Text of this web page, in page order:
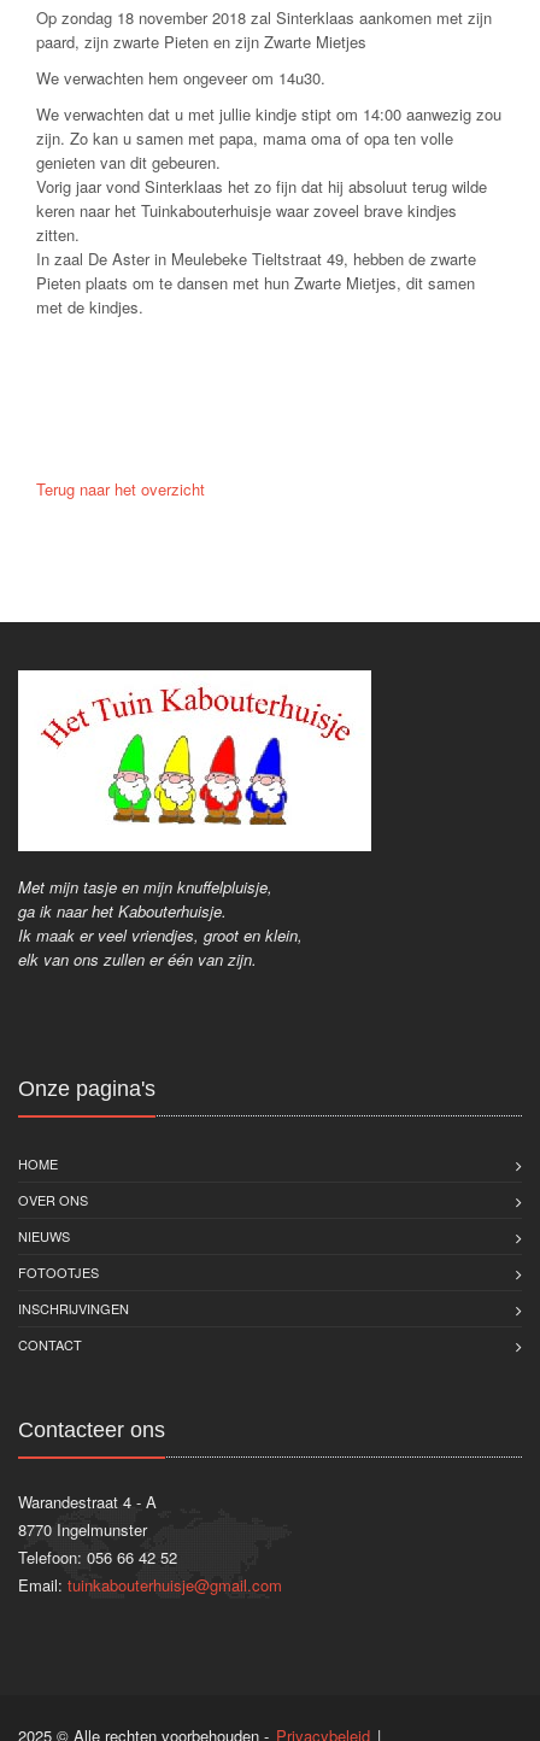
Op zondag 18 november 2018 zal Sinterklaas aankomen met zijn
paard, zijn zwarte Pieten en zijn Zwarte Mietjes
We verwachten hem ongeveer om 14u30.
We verwachten dat u met jullie kindje stipt om 14:00 aanwezig zou
zijn. Zo kan u samen met papa, mama oma of opa ten volle
genieten van dit gebeuren.
Vorig jaar vond Sinterklaas het zo fijn dat hij absoluut terug wilde
keren naar het Tuinkabouterhuisje waar zoveel brave kindjes
zitten.
In zaal De Aster in Meulebeke Tieltstraat 49, hebben de zwarte
Pieten plaats om te dansen met hun Zwarte Mietjes, dit samen
met de kindjes.
Terug naar het overzicht
Met mijn tasje en mijn knuffelpluisje,
ga ik naar het Kabouterhuisje.
Ik maak er veel vriendjes, groot en klein,
elk van ons zullen er één van zijn.
Onze pagina's
HOME
OVER ONS
NIEUWS
FOTOOTJES
INSCHRIJVINGEN
CONTACT
Contacteer ons
Warandestraat 4 - A
8770 Ingelmunster
Telefoon: 056 66 42 52
Email: tuinkabouterhuisje@gmail.com
2025 © Alle rechten voorbehouden - Privacybeleid |